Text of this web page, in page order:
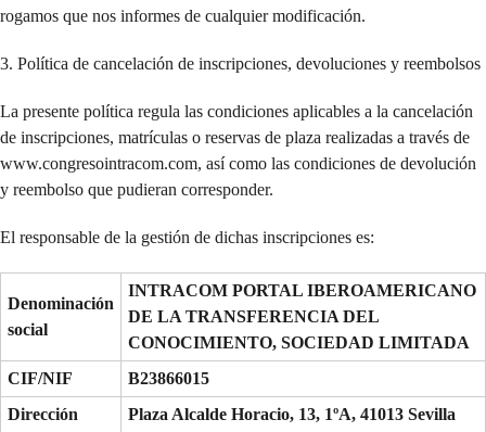
rogamos que nos informes de cualquier modificación.
3. Política de cancelación de inscripciones, devoluciones y reembolsos
La presente política regula las condiciones aplicables a la cancelación
de inscripciones, matrículas o reservas de plaza realizadas a través de
www.congresointracom.com, así como las condiciones de devolución
y reembolso que pudieran corresponder.
El responsable de la gestión de dichas inscripciones es:
Denominación
social
INTRACOM PORTAL IBEROAMERICANO
DE LA TRANSFERENCIA DEL
CONOCIMIENTO, SOCIEDAD LIMITADA
CIF/NIF
B23866015
Dirección
Plaza Alcalde Horacio, 13, 1ºA, 41013 Sevilla